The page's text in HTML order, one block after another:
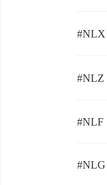
#NLX
#NLZ
#NLF
#NLG